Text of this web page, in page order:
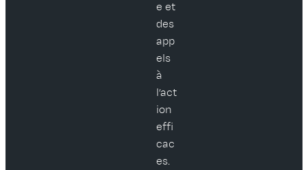
e et
des
app
els
à
l’act
ion
effi
cac
es.